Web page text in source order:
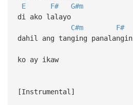
E
F#
G#m
di ako lalayo
C#m
F#
dahil ang tanging panalangin
ko ay ikaw
[Instrumental]